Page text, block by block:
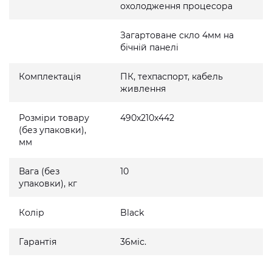
охолодження процесора
Загартоване скло 4мм на
бічній панелі
Комплектація
ПК, техпаспорт, кабель
живлення
Розміри товару
(без упаковки),
мм
490x210x442
Вага (без
упаковки), кг
10
Колір Black
Гарантія 36міс.